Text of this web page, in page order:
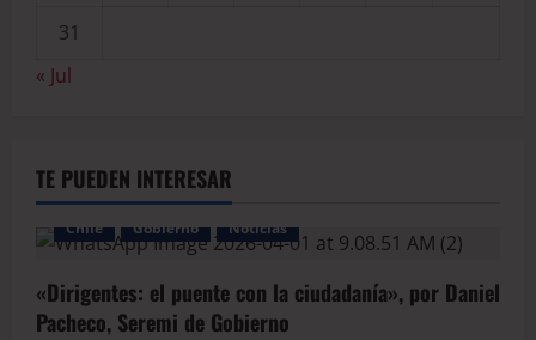
31
« Jul
TE PUEDEN INTERESAR
Chile Gobierno Noticias
«Dirigentes: el puente con la ciudadanía», por Daniel
Pacheco, Seremi de Gobierno